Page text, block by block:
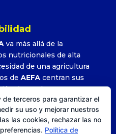
va más allá de la
nutricionales de alta
de una agricultura
de AEFAcentran sus
de productos que
rendimientos con la
de sus formulados.
terceros para garantizar el
su uso y mejorar nuestros
las cookies, rechazar las no
Política de